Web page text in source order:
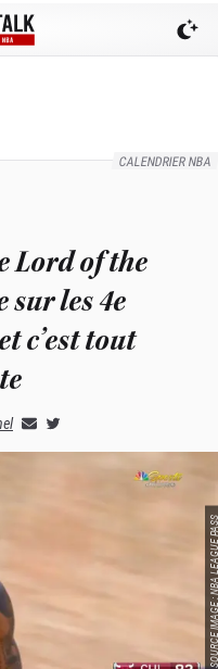
CALENDRIER NBA
Lord of the
sur les 4e
c’est tout
SOURCE